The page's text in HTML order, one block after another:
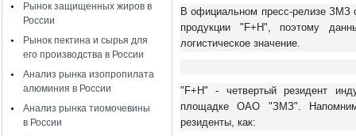
Рынок защищенных жиров в
России
Рынок пектина и сырья для
его производства в России
Анализ рынка изопропилата
алюминия в России
Анализ рынка тиомочевины
в России
В официальном пресс-релизе ЗМЗ
продукции "F+H", поэтому
логистическое значение.
"F+H" - четвертый резидент
площадке ОАО "ЗМЗ".
резиденты, как: